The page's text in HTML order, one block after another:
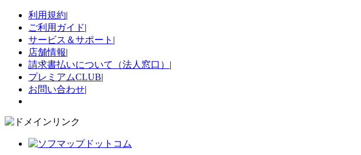
利用規約|
ご利用ガイド|
サービス＆サポート |
店舗情報|
請求書払いについて（法人窓口） |
プレミアムCLUB|
お問い合わせ|